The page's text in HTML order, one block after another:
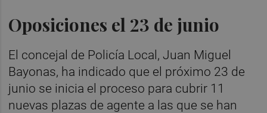
Oposiciones el 23 de junio
El concejal de Policía Local, Juan Miguel
Bayonas, ha indicado que el próximo 23 de
junio se inicia el proceso para cubrir 11
nuevas plazas de agente a las que se han